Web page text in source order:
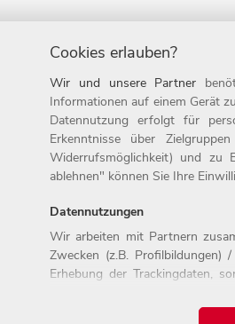
Jobs
Einstiegslevel
Alle Rechte vorbehalten.
Cookies erlauben?
Wir und unsere Partner
Informationen auf einem Gerät
Datennutzung erfolgt für
Erkenntnisse über
Widerrufsmöglichkeit) und zu
ablehnen" können Sie Ihre
Datennutzungen
Wir arbeiten mit Partnern
Zwecken (z.B.
Erhebung der Trackingdaten,
Bei den Partnern handelt es